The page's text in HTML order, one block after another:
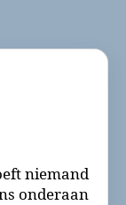
niemand
onderaan